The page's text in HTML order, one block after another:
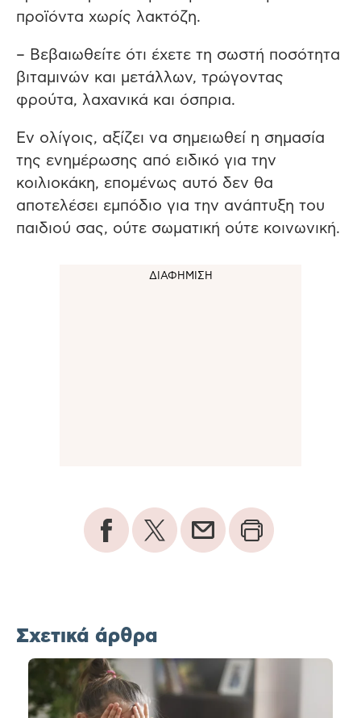
προϊόντα χωρίς λακτόζη.
– Βεβαιωθείτε ότι έχετε τη σωστή ποσότητα
βιταμινών και μετάλλων, τρώγοντας
φρούτα, λαχανικά και όσπρια.
Εν ολίγοις, αξίζει να σημειωθεί η σημασία
της ενημέρωσης από ειδικό για την
κοιλιοκάκη, επομένως αυτό δεν θα
αποτελέσει εμπόδιο για την ανάπτυξη του
παιδιού σας, ούτε σωματική ούτε κοινωνική.
Σχετικά άρθρα